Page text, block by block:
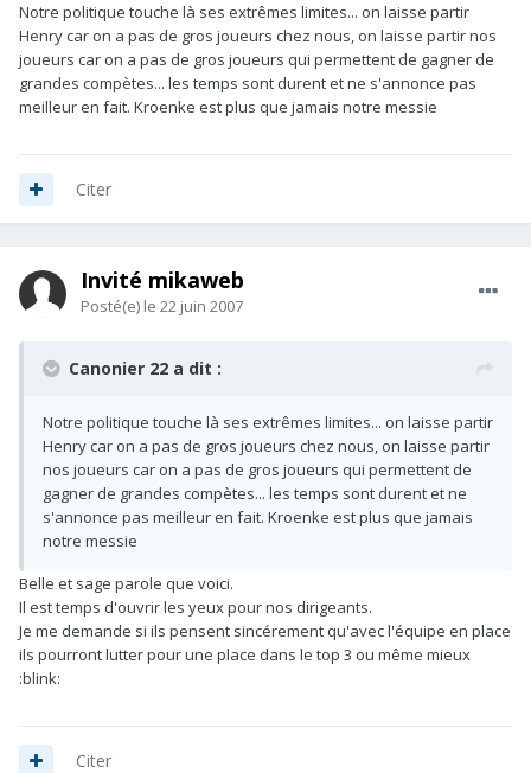
Notre politique touche là ses extrêmes limites... on laisse partir
Henry car on a pas de gros joueurs chez nous, on laisse partir nos
joueurs car on a pas de gros joueurs qui permettent de gagner de
grandes compètes... les temps sont durent et ne s'annonce pas
meilleur en fait. Kroenke est plus que jamais notre messie
Citer
Invité mikaweb
Posté(e) le 22 juin 2007
Canonier 22 a dit :
Notre politique touche là ses extrêmes limites... on laisse partir
Henry car on a pas de gros joueurs chez nous, on laisse partir
nos joueurs car on a pas de gros joueurs qui permettent de
gagner de grandes compètes... les temps sont durent et ne
s'annonce pas meilleur en fait. Kroenke est plus que jamais
notre messie
Belle et sage parole que voici.
Il est temps d'ouvrir les yeux pour nos dirigeants.
Je me demande si ils pensent sincérement qu'avec l'équipe en place
ils pourront lutter pour une place dans le top 3 ou même mieux
:blink:
Citer